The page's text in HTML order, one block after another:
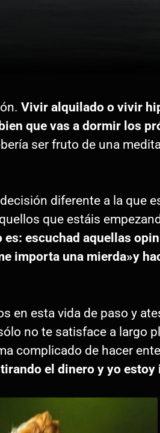
Vivir alquilado o vivir
que vas a dormir los
ser fruto de una
diferente a la que
que estáis
es: escuchad aquellas
importa una mierda»y
en esta vida de paso y
no te satisface a largo
complicado de hacer
el dinero y yo